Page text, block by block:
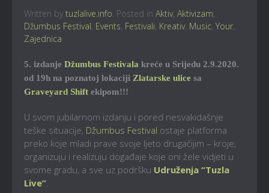
Written by tuzlalive.info. Posted in Aktiv, Aktivizam,
Džumbus Festival, Events, Festivali, Kreativ, Music, Your,
Zajednica
5. izdanje Džumbus Festivala kreće u Srijedu 2.9.2020.
od 19h na poznatoj lokaciji Zlatarske ulice sa
Graveyard Shift ekipom!!!
U svom jubilarnom izdanju i pored nesvakidašnje
teške situacije, Džumbus Festival ostaje platforma
preko koje mladi prave svoje ljeto drugačijim – kroje,
organizuju i realizuju događaje koje oni žele vidjeti u
svome gradu, a sve uz podršku Udruženja “Tuzla
Live”.